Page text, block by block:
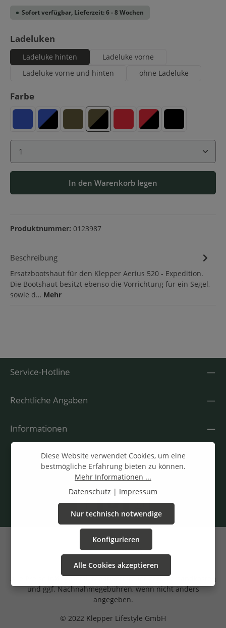
Sofort verfügbar, Lieferzeit: 6 - 8 Wochen
Ladeluken
Ladeluke hinten
Ladeluke vorne
Ladeluke vorne und hinten
ohne Ladeluke
Farbeauswählen
Blau Blau-Schwarz
Oliv Oliv-Schwarz
Rot Rot-SchwarzSchwarz
Produkt Anzahl: Gib den gewünschten Wert ein
In den Warenkorb legen
Produktnummer: 0123987
Beschreibung
Ersatzbootshaut für den Klepper Aerius 520 - Expedition.
Die Bootshaut besitzt ebenso die Vorrichtung für ein Segel,
sowie d… Mehr
Service-Hotline
Rechtliche Angaben
Informationen
© 2022 Klepper Lifestyle GmbH
Alle Preise inkl. gesetzl. Mehrwertsteuer zzgl.Versandkosten
und ggf. Nachnahmegebühren, wenn nicht anders
angegeben.
Diese Website verwendet Cookies, um eine
bestmögliche Erfahrung bieten zu können.
Mehr Informationen ...
Datenschutz | Impressum
Nur technisch notwendige
Konfigurieren
Alle Cookies akzeptieren